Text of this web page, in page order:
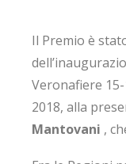
Il Premio è
Veronafiere
2018, alla
Mantovani ,